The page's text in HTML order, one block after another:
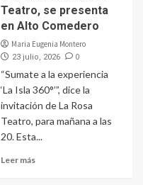
Teatro, se presenta
en Alto Comedero
Maria Eugenia Montero
23 julio, 2026 0
“Sumate a la experiencia
‘La Isla 360°’”, dice la
invitación de La Rosa
Teatro, para mañana a las
20. Esta...
Leer más